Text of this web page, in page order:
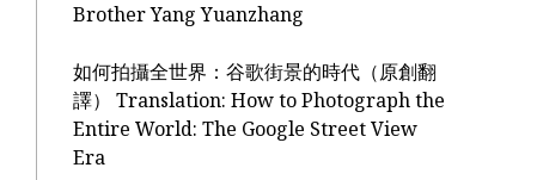
Brother Yang Yuanzhang
如何拍攝全世界：谷歌街景的時代（原創翻
譯） Translation: How to Photograph the
Entire World: The Google Street View
Era